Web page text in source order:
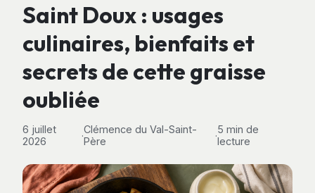
Bricolage
Déco
Gastronomie
Jardinage
Saint Doux : usages
culinaires, bienfaits et
secrets de cette graisse
oubliée
6 juillet
2026
·Clémence du Val-Saint-
Père
·5 min de
lecture